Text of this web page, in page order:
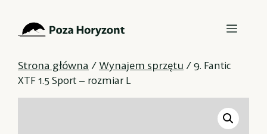
treści
Strona główna / Wynajem sprzętu / 9. Fantic
XTF 1.5 Sport – rozmiar L